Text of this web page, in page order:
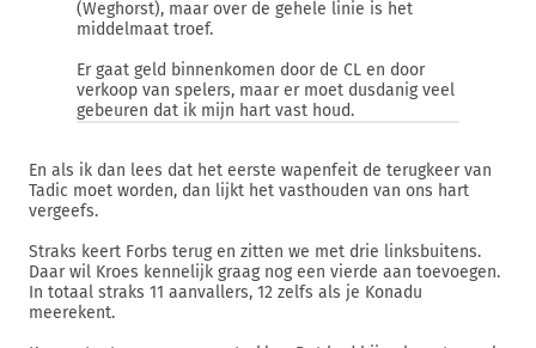
(Weghorst), maar over de gehele linie is het
middelmaat troef.
Er gaat geld binnenkomen door de CL en door
verkoop van spelers, maar er moet dusdanig veel
gebeuren dat ik mijn hart vast houd.
En als ik dan lees dat het eerste wapenfeit de terugkeer van
Tadic moet worden, dan lijkt het vasthouden van ons hart
vergeefs.
Straks keert Forbs terug en zitten we met drie linksbuitens.
Daar wil Kroes kennelijk graag nog een vierde aan toevoegen.
In totaal straks 11 aanvallers, 12 zelfs als je Konadu
meerekent.